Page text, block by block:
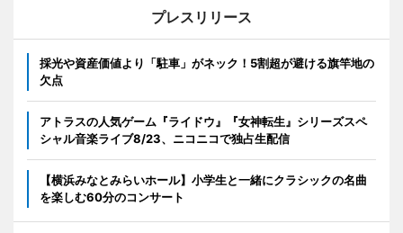
プレスリリース
採光や資産価値より「駐車」がネック！5割超が避ける旗竿地の
欠点
アトラスの人気ゲーム『ライドウ』『女神転生』シリーズスペ
シャル音楽ライブ8/23、ニコニコで独占生配信
【横浜みなとみらいホール】小学生と一緒にクラシックの名曲
を楽しむ60分のコンサート